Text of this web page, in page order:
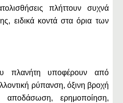
πλήττουν συχνά
ειδικά κοντά στα όρια των
πλανήτη υποφέρουν από
ρύπανση, όξινη βροχή
αποδάσωση, ερημοποίηση,